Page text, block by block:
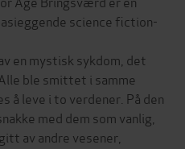
science fiction-
en mystisk sykdom, det
ble smittet i samme
å leve i to verdener. På den
med dem som vanlig,
av andre vesener,